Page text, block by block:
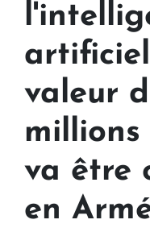
valeur
millions
va être
en